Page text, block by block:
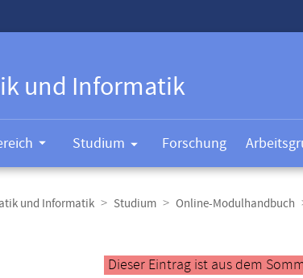
und Informatik
Studium Forschung
und Informatik Studium Online-Modulhandbuch
Hauptinhalt
Dieser Eintrag ist aus dem